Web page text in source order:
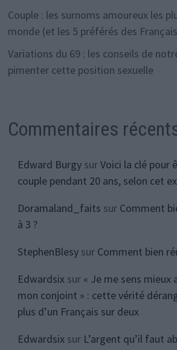
Couple : les surnoms amoureux les
monde (et les 5 préférés des
Variations du 69 : les conseils de
pimenter cette position sexuelle
Commentaires
Edward BurgysurVoici la clé pour
couple pendant 20 ans, selon cet
Doramaland_faits sur Comment
à 3 ?
StephenBlesysur Comment bien
Edwardsixsur « Je me sens mieux
mon conjoint » : cette vérité
plus d’un Français sur deux
Edwardsixsur L’argent qu’il faut